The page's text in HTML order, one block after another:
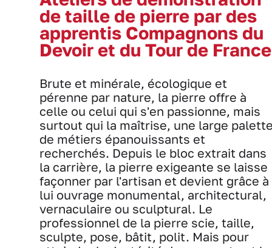
de taille de pierre par des
apprentis Compagnons du
Devoir et du Tour de France
Brute et minérale, écologique et
pérenne par nature, la pierre offre à
celle ou celui qui s'en passionne, mais
surtout qui la maîtrise, une large
de métiers épanouissants et
recherchés. Depuis le bloc extrait dans
la carrière, la pierre exigeante se laisse
façonner par l'artisan et devient grâce à
lui ouvrage monumental, architectural,
vernaculaire ou sculptural. Le
professionnel de la pierre scie, taille,
sculpte, pose, bâtit, polit. Mais pour